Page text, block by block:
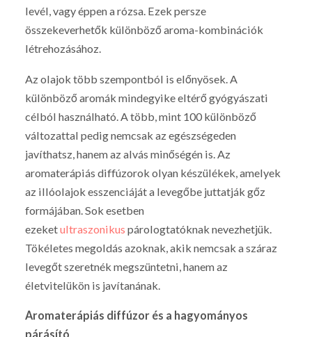
levél, vagy éppen a rózsa. Ezek persze
összekeverhetők különböző aroma-kombinációk
létrehozásához.
Az olajok több szempontból is előnyösek. A
különböző aromák mindegyike eltérő gyógyászati
célból használható. A több, mint 100 különböző
változattal pedig nemcsak az egészségeden
javíthatsz, hanem az alvás minőségén is. Az
aromaterápiás diffúzorok olyan készülékek, amelyek
az illóolajok esszenciáját a levegőbe juttatják gőz
formájában. Sok esetben
ezeketultraszonikus párologtatóknak nevezhetjük.
Tökéletes megoldás azoknak, akik nemcsak a száraz
levegőt szeretnék megszüntetni, hanem az
életvitelükön is javítanának.
Aromaterápiás diffúzor és a hagyományos
párásító